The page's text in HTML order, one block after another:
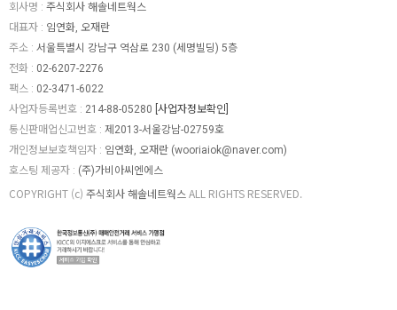
회사명 : 주식회사 해솔네트웍스
대표자 : 임연화, 오재란
주소 : 서울특별시 강남구 역삼로 230 (세명빌딩) 5층
전화 : 02-6207-2276
팩스 : 02-3471-6022
사업자등록번호 : 214-88-05280 [사업자정보확인]
통신판매업신고번호 : 제2013-서울강남-02759호
개인정보보호책임자 : 임연화, 오재란 (wooriaiok@naver.com)
호스팅 제공자 : (주)가비아씨엔에스
COPYRIGHT (c) 주식회사 해솔네트웍스ALL RIGHTS RESERVED.